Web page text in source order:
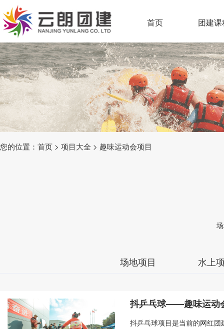
首页 团建
您的位置： 首页 > 项目大全 > 趣味运动会项目
场地项目 水上
抖乒乓球——趣味运动
抖乒乓球项目是当前的网红